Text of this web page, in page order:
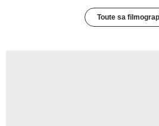
Toute sa